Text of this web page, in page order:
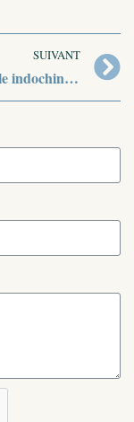
SUIVANT
La péninsule indochinoise